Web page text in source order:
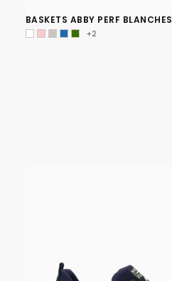
BASKETS ABBY PERF BLANCHES
+2